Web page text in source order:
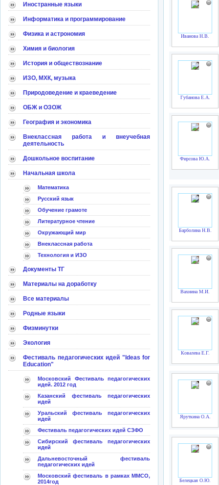
Иностранные языки
Информатика и программирование
Физика и астрономия
Химия и биология
История и обществознание
ИЗО, МХК, музыка
Природоведение и краеведение
ОБЖ и ОЗОЖ
География и экономика
Внеклассная работа и внеучебная
деятельность
Дошкольное воспитание
Начальная школа
Математика
Русский язык
Обучение грамоте
Литературное чтение
Окружающий мир
Внеклассная работа
Технология и ИЗО
Документы ТГ
Материалы на доработку
Все материалы
Родные языки
Физминутки
Экология
Фестиваль педагогических идей "Ideas for
Education"
Московский Фестиваль педагогических
идей. 2012 год
Казанский фестиваль педагогических
идей
Уральский фестиваль педагогических
идей
Фестиваль педагогических идей СЗФО
Сибирский фестиваль педагогических
идей
Дальневосточный фестиваль
педагогических идей
Московский фестиваль в рамках ММСО,
2014год
Иванова Н.В.
Губанова Е.А.
Фирсова Ю.А.
Барболина Н.В.
Вахнина М.И.
Ковалева Е.Г.
Яруткина О.А.
Белецкая О.Ю.